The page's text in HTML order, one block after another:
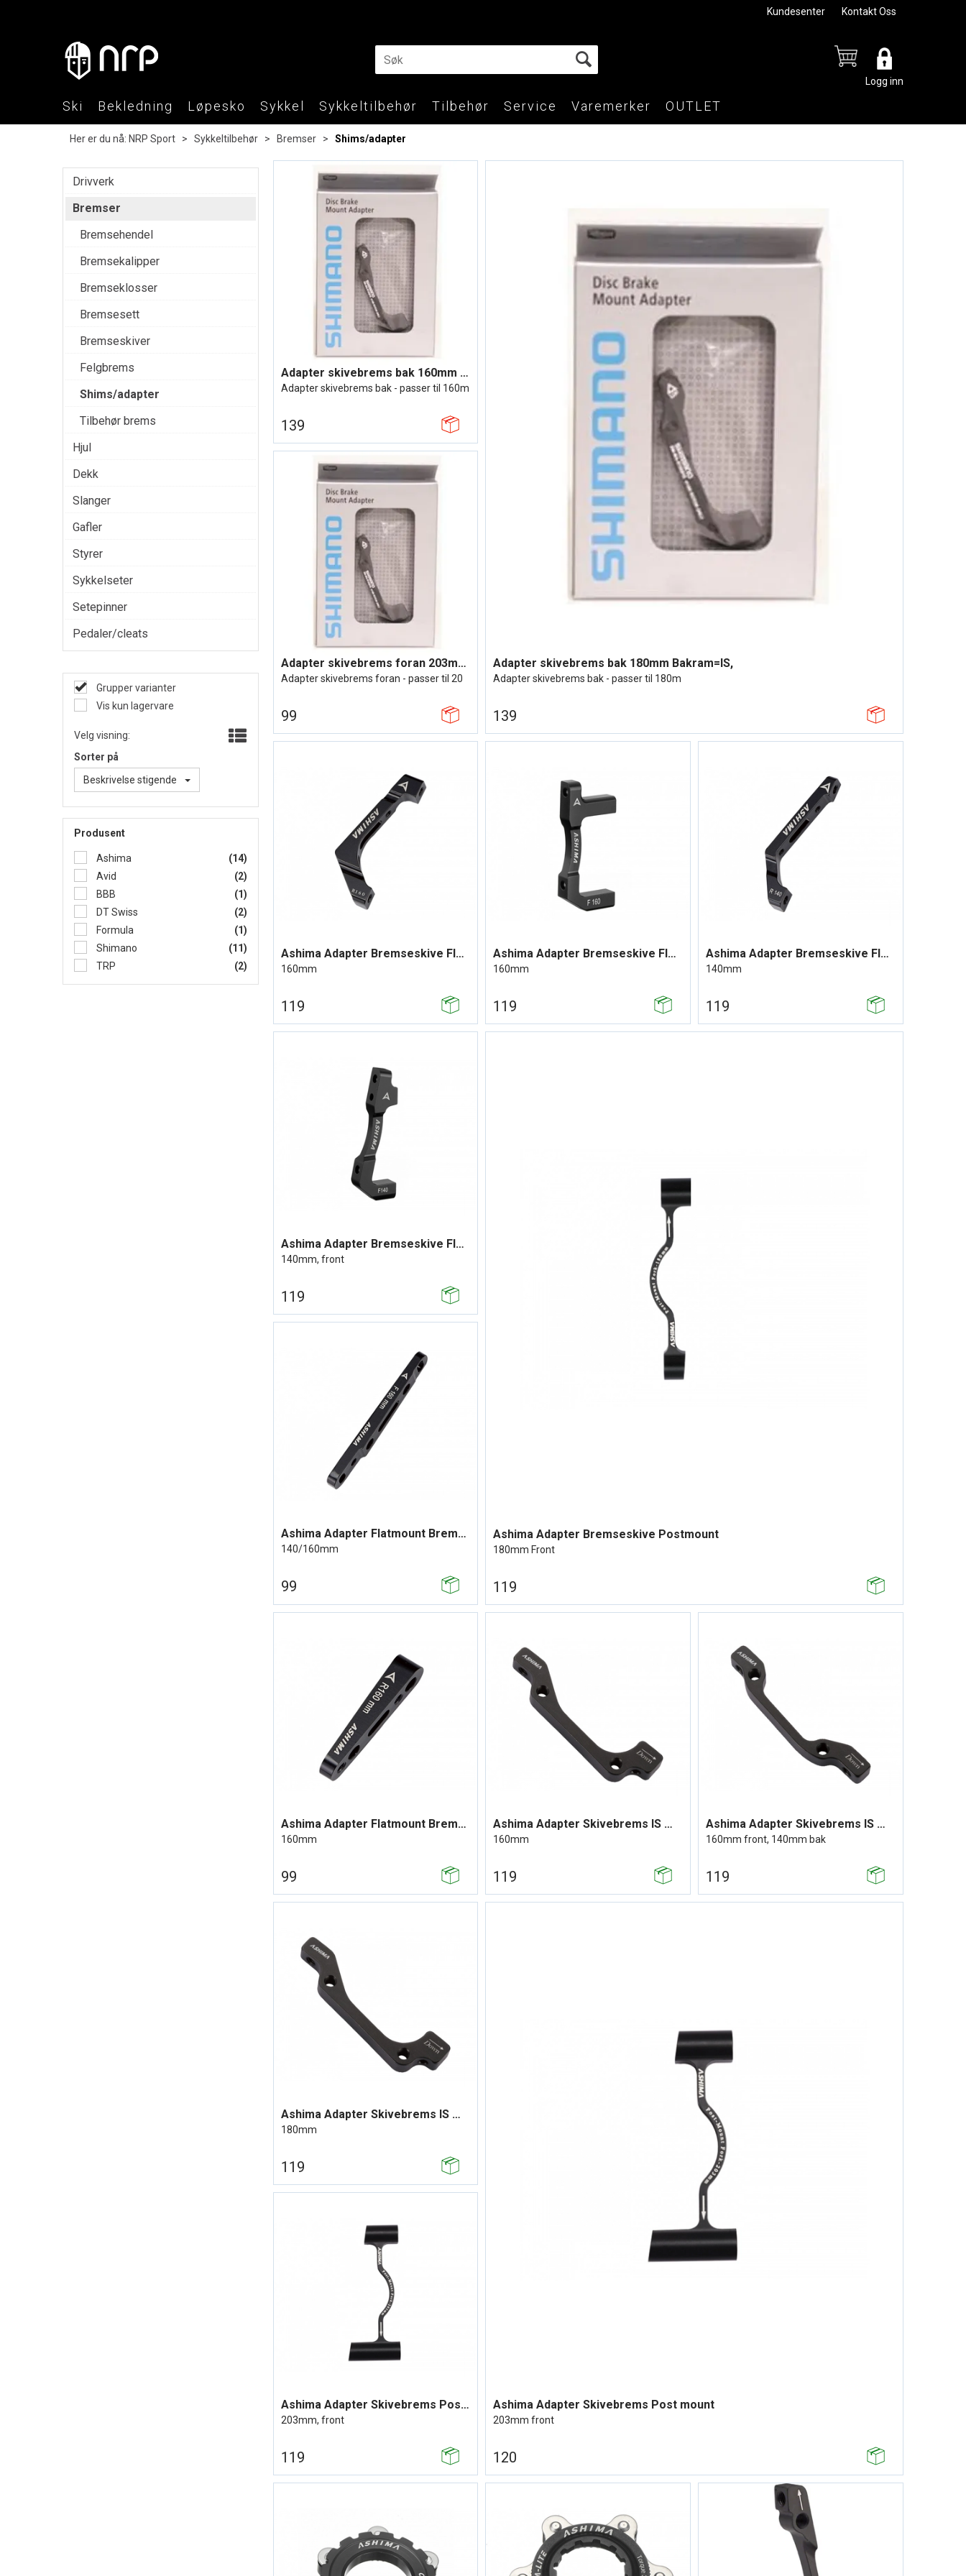
Kundesenter Kontakt Oss
Logg inn
Ski Bekledning Løpesko Sykkel Sykkeltilbehør Tilbehør Service Varemerker OUTLET
Her er du nå: NRP Sport > Sykkeltilbehør > Bremser > Shims/adapter
Grupper varianter
Vis kun lagervare
Velg visning:
Sorter på
Beskrivelse stigende
Produsent
Ashima
(14)
Avid
(2)
BBB
(1)
DT Swiss
(2)
Formula
(1)
Shimano
(11)
TRP
(2)
Drivverk
Bremser
Bremsehendel
Bremsekalipper
Bremseklosser
Bremsesett
Bremseskiver
Felgbrems
Shims/adapter
Tilbehør brems
Hjul
Dekk
Slanger
Gafler
Styrer
Sykkelseter
Setepinner
Pedaler/cleats
Adapter skivebrems bak 160mm Bakram=IS,
Adapter skivebrems bak - passer til 160m
139
Adapter skivebrems bak 180mm Bakram=IS,
Adapter skivebrems bak - passer til 180m
139
Adapter skivebrems foran 203mm Gaffel=po
Adapter skivebrems foran - passer til 20
99
Ashima Adapter Bremseskive Flat mount
160mm
119
Ashima Adapter Bremseskive Flat mount
160mm
119
Ashima Adapter Bremseskive Flatmount
140mm
119
Ashima Adapter Bremseskive Flatmount
140mm, front
119
Ashima Adapter Bremseskive Postmount
180mm Front
119
Ashima Adapter Flatmount Bremseskive
140/160mm
99
Ashima Adapter Flatmount Bremseskive
160mm
99
Ashima Adapter Skivebrems IS Mount
160mm
119
Ashima Adapter Skivebrems IS Mount
160mm front, 140mm bak
119
Ashima Adapter Skivebrems IS Mount
180mm
119
Ashima Adapter Skivebrems Post mount
203mm front
120
Ashima Adapter Skivebrems Post mount
203mm, front
119